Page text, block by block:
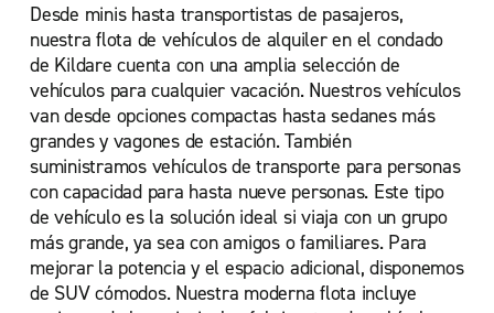
Desde minis hasta transportistas de pasajeros,
nuestra flota de vehículos de alquiler en el condado
de Kildare cuenta con una amplia selección de
vehículos para cualquier vacación. Nuestros vehículos
van desde opciones compactas hasta sedanes más
grandes y vagones de estación. También
suministramos vehículos de transporte para personas
con capacidad para hasta nueve personas. Este tipo
de vehículo es la solución ideal si viaja con un grupo
más grande, ya sea con amigos o familiares. Para
mejorar la potencia y el espacio adicional, disponemos
de SUV cómodos. Nuestra moderna flota incluye